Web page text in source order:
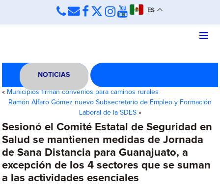
ES
NOTICIAS
« Municipios firman convenios para caminos rurales
Ramón Alfaro Gómez nuevo Subsecretario de Empleo y Formación
Laboral de la SDES»
Sesionó el Comité Estatal de Seguridad en
Salud se mantienen medidas de Jornada
de Sana Distancia para Guanajuato, a
excepción de los 4 sectores que se suman
a las actividades esenciales